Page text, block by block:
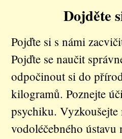
Dojděte
Pojďte si s námi
Pojďte se naučit
odpočinout si do
kilogramů. Poznejte
psychiku. Vyzkoušejte
vodoléčebného ústavu